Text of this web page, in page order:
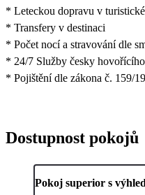
* Leteckou dopravu v
* Transfery v destinaci
* Počet nocí a stravování dle
* 24/7 Služby česky
* Pojištění dle zákona č. 159/
Dostupnost pokojů
Pokoj superior s